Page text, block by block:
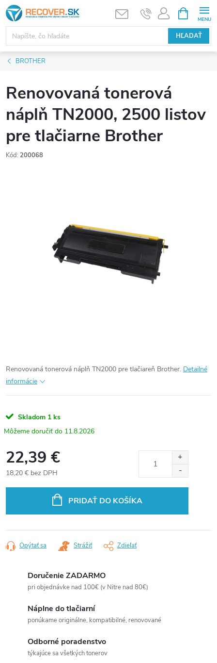
Prejsť
na
obsah
HĽADAŤ
KOŠÍK
BROTHER
Renovovaná tonerová
náplň TN2000, 2500 listov
pre tlačiarne Brother
Kód: 200068
Renovovaná tonerová náplň TN2000 pre tlačiareň Brother. Detailné
informácie
Skladom 1 ks
11.8.2026
22,39 €
18,20 € bez DPH
PRIDAŤ DO KOŠÍKA
Opýtať sa Strážiť Zdieľať
Doručenie ZADARMO
pri objednávke nad 100€ (v Nitre nad 80€)
Náplne do tlačiarní
ponúkame originálne, kompatibilné, renovované
Odborné poradenstvo
týkajúce sa všetkých tonerov